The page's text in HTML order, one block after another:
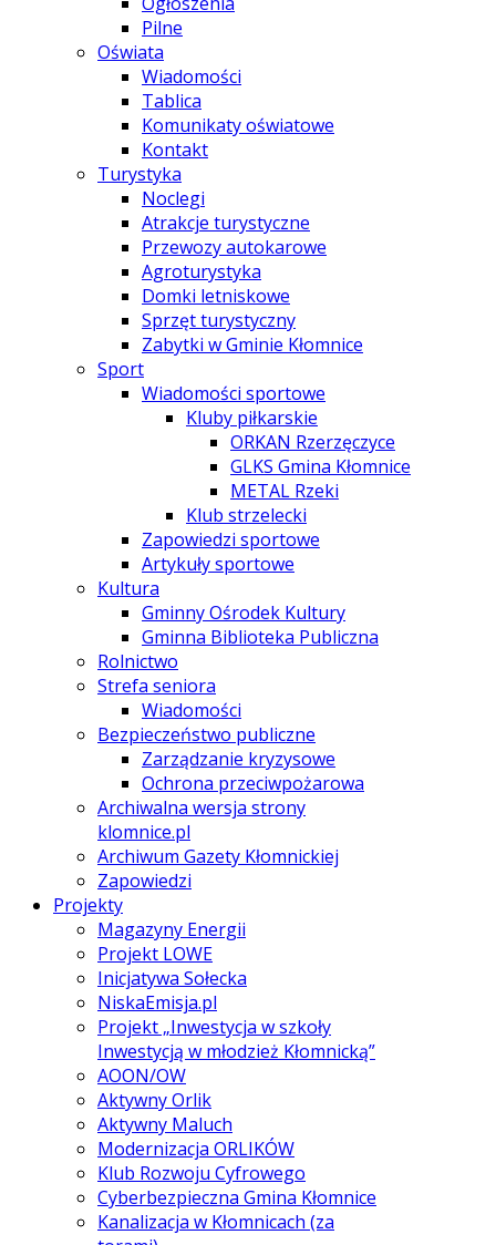
Pilne
Oświata
Wiadomości
Tablica
Komunikaty oświatowe
Kontakt
Turystyka
Noclegi
Atrakcje turystyczne
Przewozy autokarowe
Agroturystyka
Domki letniskowe
Sprzęt turystyczny
Zabytki w Gminie Kłomnice
Sport
Wiadomości sportowe
Kluby piłkarskie
ORKAN Rzerzęczyce
GLKS Gmina Kłomnice
METAL Rzeki
Klub strzelecki
Zapowiedzi sportowe
Artykuły sportowe
Kultura
Gminny Ośrodek Kultury
Gminna Biblioteka Publiczna
Rolnictwo
Strefa seniora
Wiadomości
Bezpieczeństwo publiczne
Zarządzanie kryzysowe
Ochrona przeciwpożarowa
Archiwalna wersja strony
klomnice.pl
Archiwum Gazety Kłomnickiej
Zapowiedzi
Projekty
Magazyny Energii
Projekt LOWE
Inicjatywa Sołecka
NiskaEmisja.pl
Projekt „Inwestycja w szkoły
Inwestycją w młodzież Kłomnicką”
AOON/OW
Aktywny Orlik
Aktywny Maluch
Modernizacja ORLIKÓW
Klub Rozwoju Cyfrowego
Cyberbezpieczna Gmina Kłomnice
Kanalizacja w Kłomnicach (za